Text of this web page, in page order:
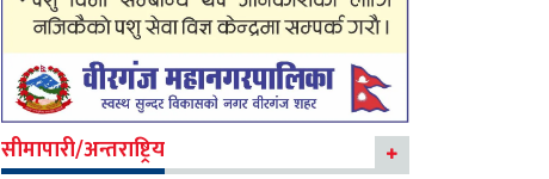
सीमापारी/अन्तराष्ट्रिय